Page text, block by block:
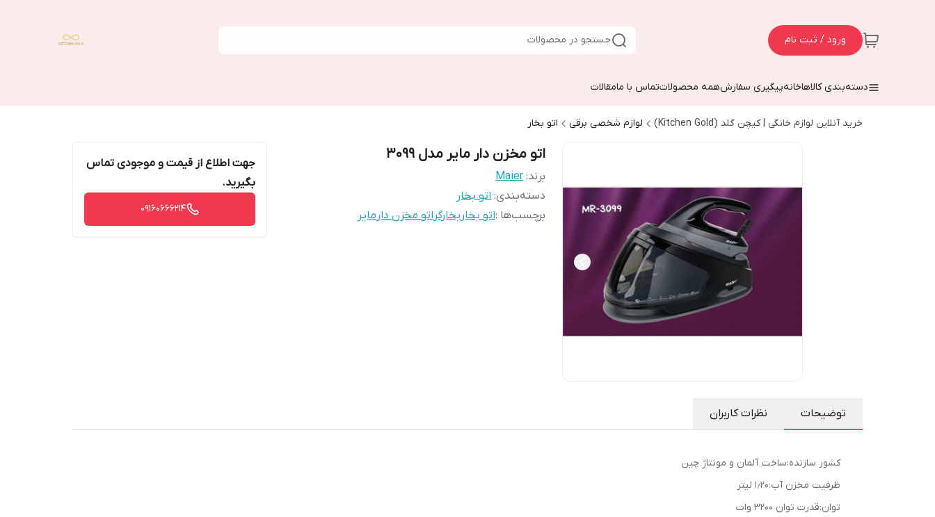
ورود / ثبت نام جستجو در محصولات
دسته‌بندی کالاهاخانهپیگیری سفارشهمه محصولاتتماس با مامقالات
خرید آنلاین لوازم خانگی | کیچن گلد (Kitchen Gold) لوازم شخصی برقی اتو بخار
اتو مخزن دار مایر مدل 3099
برند: Maier
دسته‌بندی:اتو بخار
برچسب‌ها :اتو بخاربخارگراتو مخزن دارمایر
جهت اطلاع از قیمت و موجودی تماس
بگیرید.
09160666214
توضیحات نظرات کاربران
کشور سازنده:ساخت آلمان و مونتاژ چین
ظرفیت مخزن آب:1٫20 لیتر
توان:قدرت توان 3200 وات